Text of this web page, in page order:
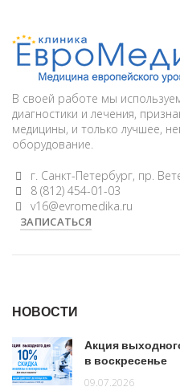
В своей работе мы
диагностики и лечения,
медицины, и только лучшее,
оборудование.
г. Санкт-Петербург, пр.
8 (812) 454-01-03
v16@evromedika.ru
ЗАПИСАТЬСЯ
НОВОСТИ
Акция
в воскресенье
09.07.2026